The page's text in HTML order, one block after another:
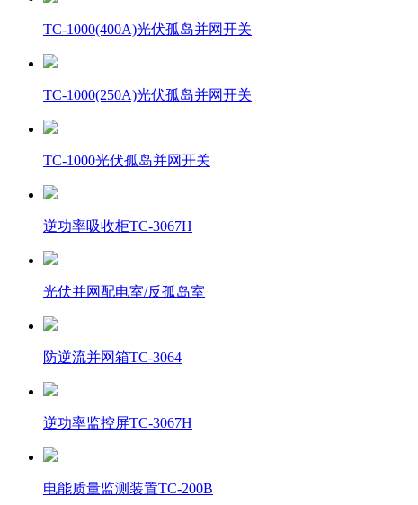
TC-1000(400A)光伏孤岛并网开关
TC-1000(250A)光伏孤岛并网开关
TC-1000光伏孤岛并网开关
逆功率吸收柜TC-3067H
光伏并网配电室/反孤岛室
防逆流并网箱TC-3064
逆功率监控屏TC-3067H
电能质量监测装置TC-200B